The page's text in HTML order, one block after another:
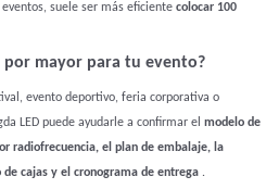
suele ser más eficiente colocar 100
por mayor para tu evento?
evento deportivo, feria corporativa o
LED puede ayudarle a confirmar el modelo de
radiofrecuencia, el plan de embalaje, la
cajas y el cronograma de entrega .